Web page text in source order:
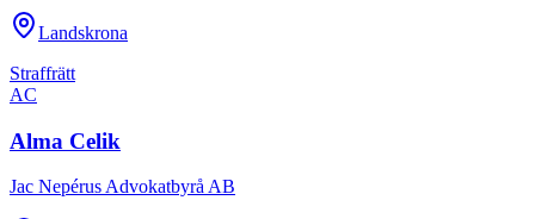
Landskrona
Straffrätt
AC
Alma Celik
Jac Nepérus Advokatbyrå AB